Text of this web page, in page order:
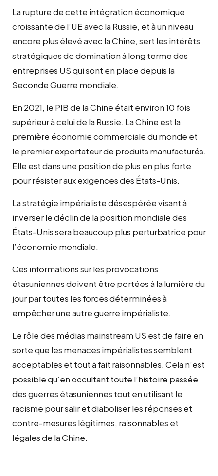
La rupture de cette intégration économique
croissante de l’UE avec la Russie, et à un niveau
encore plus élevé avec la Chine, sert les intérêts
stratégiques de domination à long terme des
entreprises US qui sont en place depuis la
Seconde Guerre mondiale.
En 2021, le PIB de la Chine était environ 10 fois
supérieur à celui de la Russie. La Chine est la
première économie commerciale du monde et
le premier exportateur de produits manufacturés.
Elle est dans une position de plus en plus forte
pour résister aux exigences des États-Unis.
La stratégie impérialiste désespérée visant à
inverser le déclin de la position mondiale des
États-Unis sera beaucoup plus perturbatrice pour
l’économie mondiale.
Ces informations sur les provocations
étasuniennes doivent être portées à la lumière du
jour par toutes les forces déterminées à
empêcher une autre guerre impérialiste.
Le rôle des médias mainstream US est de faire en
sorte que les menaces impérialistes semblent
acceptables et tout à fait raisonnables. Cela n’est
possible qu’en occultant toute l’histoire passée
des guerres étasuniennes tout en utilisant le
racisme pour salir et diaboliser les réponses et
contre-mesures légitimes, raisonnables et
légales de la Chine.